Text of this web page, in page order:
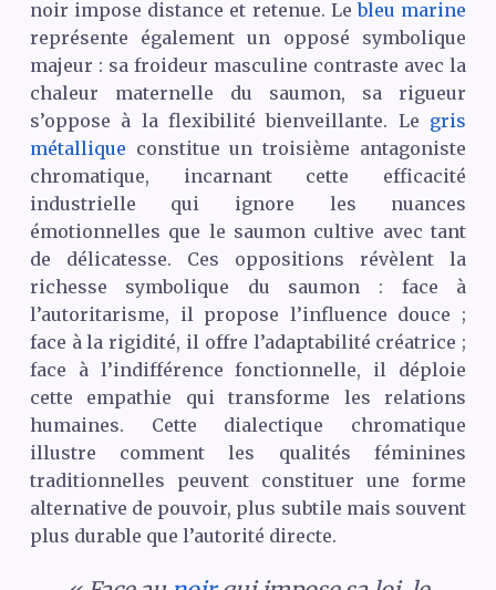
noir impose distance et retenue. Lebleu marine
représente également un opposé symbolique
majeur : sa froideur masculine contraste avec la
chaleur maternelle du saumon, sa rigueur
s’oppose à la flexibilité bienveillante. Le gris
métallique constitue un troisième antagoniste
chromatique, incarnant cette efficacité
industrielle qui ignore les nuances
émotionnelles que le saumon cultive avec tant
de délicatesse. Ces oppositions révèlent la
richesse symbolique du saumon : face à
l’autoritarisme, il propose l’influence douce ;
face à la rigidité, il offre l’adaptabilité créatrice ;
face à l’indifférence fonctionnelle, il déploie
cette empathie qui transforme les relations
humaines. Cette dialectique chromatique
illustre comment les qualités féminines
traditionnelles peuvent constituer une forme
alternative de pouvoir, plus subtile mais souvent
plus durable que l’autorité directe.